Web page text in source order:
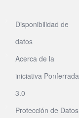
Disponibilidad de
datos
Acerca de la
iniciativa Ponferrada
3.0
Protección de Datos